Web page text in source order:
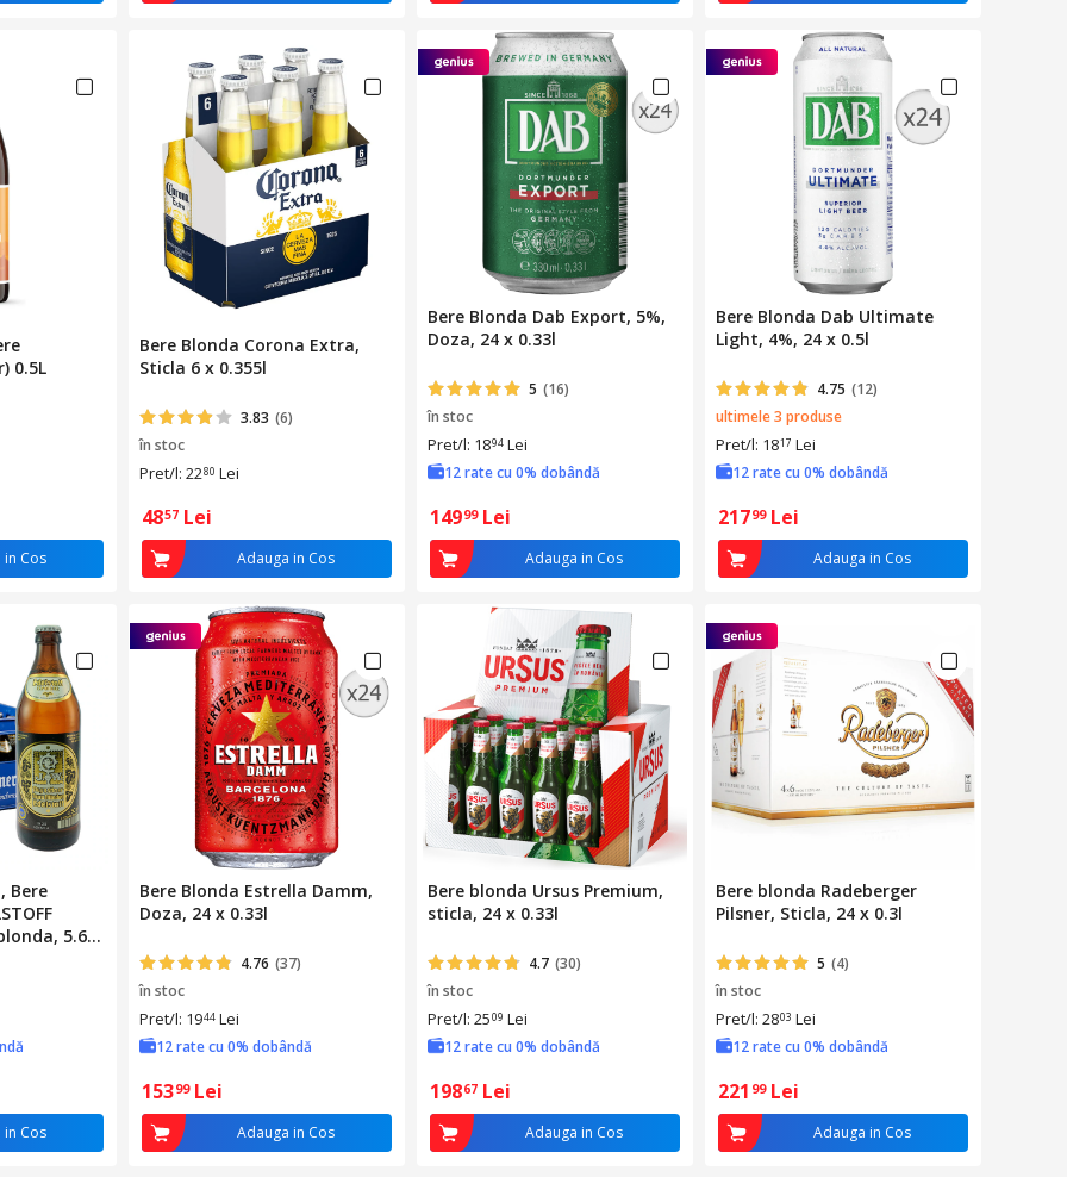
0.5L
in Cos
Bere Blonda Corona Extra,
Sticla 6 x 0.355l
3.83 (6)
în stoc
Pret/l: 2280 Lei
4857 Lei
Adauga in Cos
Bere Blonda Dab Export, 5%,
Doza, 24 x 0.33l
5 (16)
în stoc
Pret/l: 1894 Lei
12 rate cu 0% dobândă
14999 Lei
Adauga in Cos
Bere Blonda Dab Ultimate
Light, 4%, 24 x 0.5l
4.75 (12)
ultimele 3 produse
Pret/l: 1817 Lei
12 rate cu 0% dobândă
21799 Lei
Adauga in Cos
Bere
5.6
buc
in Cos
Bere Blonda Estrella Damm,
Doza, 24 x 0.33l
4.76 (37)
în stoc
Pret/l: 1944 Lei
12 rate cu 0% dobândă
15399 Lei
Adauga in Cos
Bere blonda Ursus Premium,
sticla, 24 x 0.33l
4.7 (30)
în stoc
Pret/l: 2509 Lei
12 rate cu 0% dobândă
19867 Lei
Adauga in Cos
Bere blonda Radeberger
Pilsner, Sticla, 24 x 0.3l
5 (4)
în stoc
Pret/l: 2803 Lei
12 rate cu 0% dobândă
221 99 Lei
Adauga in Cos